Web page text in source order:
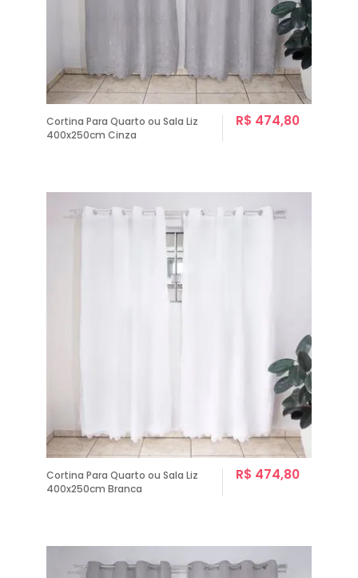
Cortina Para Quarto ou Sala Liz
400x250cm Cinza
R$ 474,80
Cortina Para Quarto ou Sala Liz
400x250cm Branca
R$ 474,80